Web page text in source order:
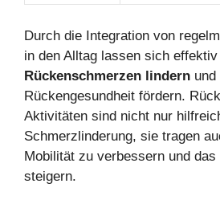
Durch die Integration von
in den Alltag lassen sich effektiv
Rückenschmerzen lindern und
Rückengesundheit fördern.
Aktivitäten sind nicht nur
Schmerzlinderung, sie tragen
Mobilität zu verbessern und
steigern.